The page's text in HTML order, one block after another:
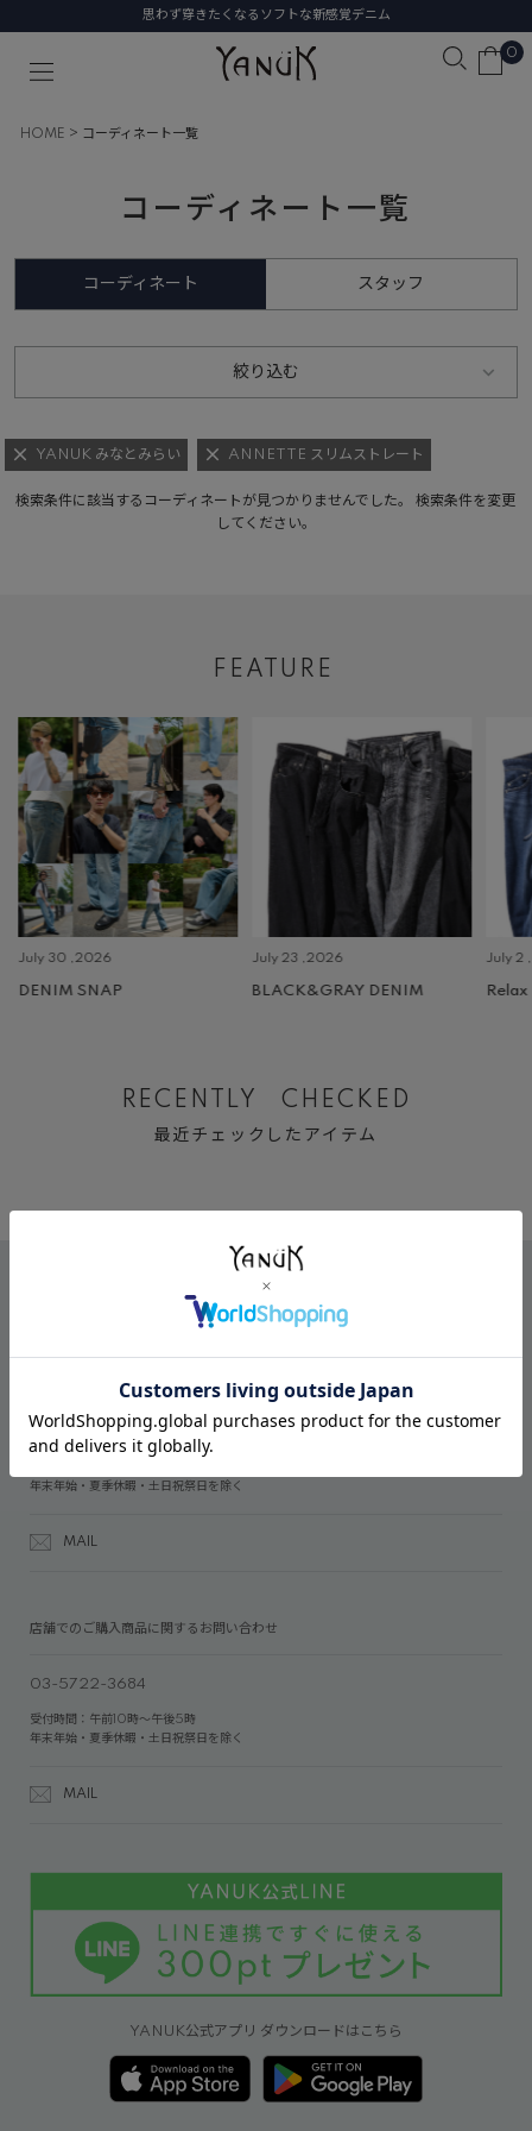
思わず穿きたくなるソフトな新感覚デニム
0
HOME コーディネート一覧
コーディネート一覧
コーディネート スタッフ
絞り込む
YANUK みなとみらい ANNETTE スリムストレート
検索条件に該当するコーディネートが見つかりませんでした。 検索条件を変更
してください。
FEATURE
July 30 ,2026
DENIM SNAP
July 23 ,2026
BLACK&GRAY DENIM
July 2
Relax
RECENTLY CHECKED
最近チェックしたアイテム
03-6809-2611
年末年始・夏季休暇・土日祝祭日を除く
MAIL
店舗でのご購入商品に関するお問い合わせ
03-5722-3684
受付時間：午前10時～午後5時
年末年始・夏季休暇・土日祝祭日を除く
MAIL
YANUK公式アプリ ダウンロードはこちら